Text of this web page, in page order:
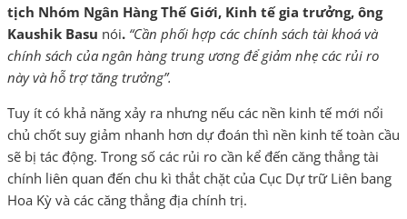
tịch Nhóm Ngân Hàng Thế Giới, Kinh tế gia trưởng, ông
Kaushik Basu nói. “Cần phối hợp các chính sách tài khoá và
chính sách của ngân hàng trung ương để giảm nhẹ các rủi ro
này và hỗ trợ tăng trưởng”.
Tuy ít có khả năng xảy ra nhưng nếu các nền kinh tế mới nổi
chủ chốt suy giảm nhanh hơn dự đoán thì nền kinh tế toàn cầu
sẽ bị tác động. Trong số các rủi ro cần kể đến căng thẳng tài
chính liên quan đến chu kì thắt chặt của Cục Dự trữ Liên bang
Hoa Kỳ và các căng thẳng địa chính trị.